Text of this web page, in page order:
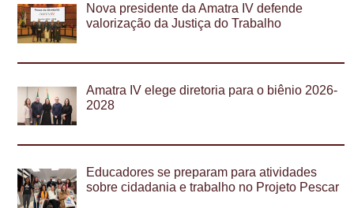
Nova presidente da Amatra IV defende
valorização da Justiça do Trabalho
Amatra IV elege diretoria para o biênio 2026-
2028
Educadores se preparam para atividades
sobre cidadania e trabalho no Projeto Pescar